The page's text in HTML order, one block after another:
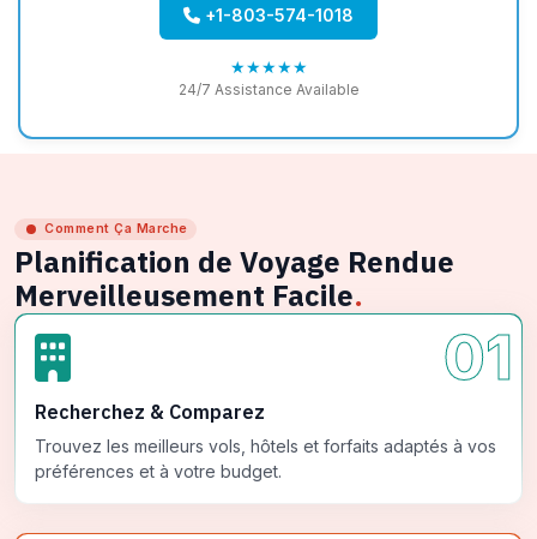
+1-803-574-1018
★★★★★
24/7 Assistance Available
Comment Ça Marche
Planification de Voyage Rendue
Merveilleusement Facile.
01
Recherchez & Comparez
Trouvez les meilleurs vols, hôtels et forfaits adaptés à vos
préférences et à votre budget.